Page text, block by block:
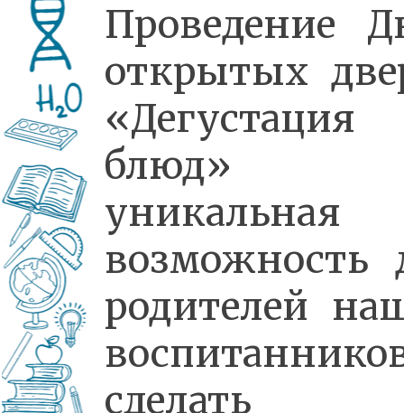
Проведение
открытых
«Дегустация
блюд»
уникальная
возможность
родителей
сделать